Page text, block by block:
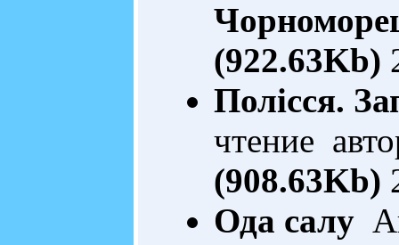
(922.63Kb)
Полісся.
чтение
(908.63Kb)
Ода салу